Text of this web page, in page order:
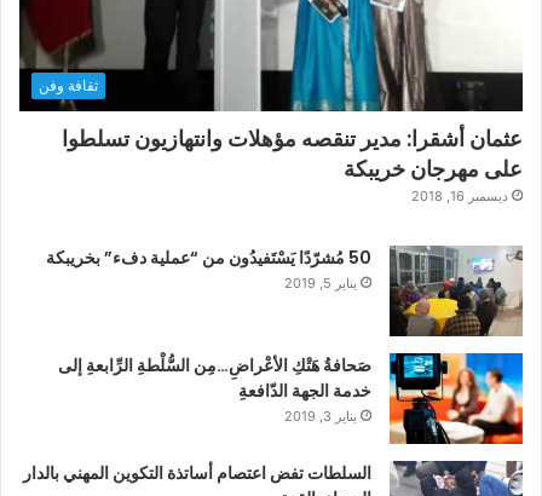
ثقافة وفن
عثمان أشقرا: مدير تنقصه مؤهلات وانتهازيون تسلطوا
على مهرجان خريبكة
ديسمبر 16, 2018
50 مُشرّدًا يَسْتَفيدُون من “عملية دفء” بخريبكة
يناير 5, 2019
صَحافةُ هَتْكِ الأعْراضِ…مِن السُّلْطةِ الرِّابعةِ إلى
خدمة الجهة الدّافعةِ
يناير 3, 2019
السلطات تفض اعتصام أساتذة التكوين المهني بالدار